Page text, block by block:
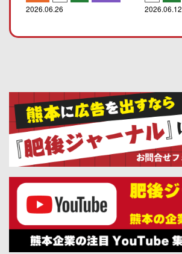
2026.06.26 2026.06.12